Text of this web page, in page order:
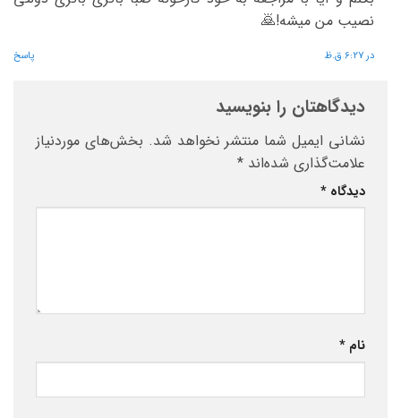
نصیب من میشه!🙇
در 6:27 ق.ظ پاسخ
دیدگاهتان را بنویسید
نشانی ایمیل شما منتشر نخواهد شد. بخش‌های موردنیاز
علامت‌گذاری شده‌اند *
دیدگاه *
نام *